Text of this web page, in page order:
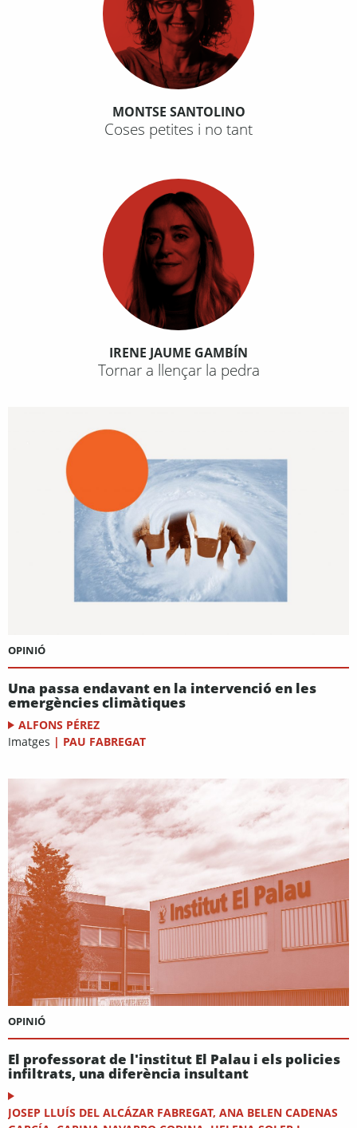
MONTSE SANTOLINO
Coses petites i no tant
IRENE JAUME GAMBÍN
Tornar a llençar la pedra
OPINIÓ
Una passa endavant en la intervenció en les
emergències climàtiques
ALFONS PÉREZ
Imatges | PAU FABREGAT
OPINIÓ
El professorat de l'institut El Palau i els policies
infiltrats, una diferència insultant
JOSEP LLUÍS DEL ALCÁZAR FABREGAT, ANA BELEN CADENAS